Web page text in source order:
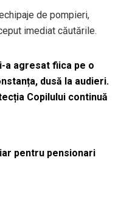
de pompieri,
imediat căutările.
a agresat fiica pe o
dusă la audieri.
Copilului continuă
pentru pensionari